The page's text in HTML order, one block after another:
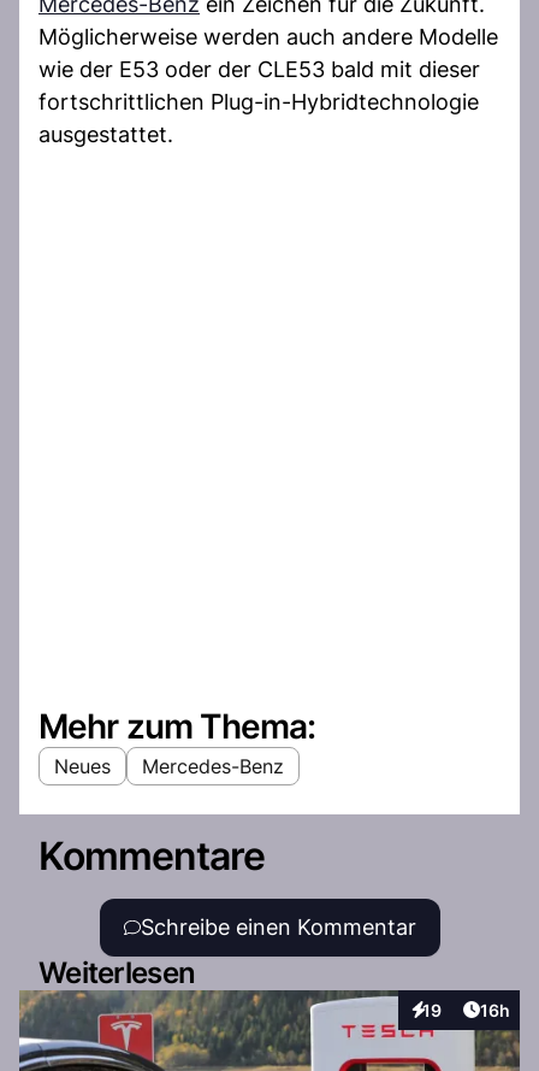
Möglicherweise werden auch andere Modelle
wie der E53 oder der CLE53 bald mit dieser
fortschrittlichen Plug-in-Hybridtechnologie
ausgestattet.
Mehr zum Thema:
Neues Mercedes-Benz
Kommentare
Schreibe einen Kommentar
Weiterlesen
19
Interaktionen
Artikel
16h